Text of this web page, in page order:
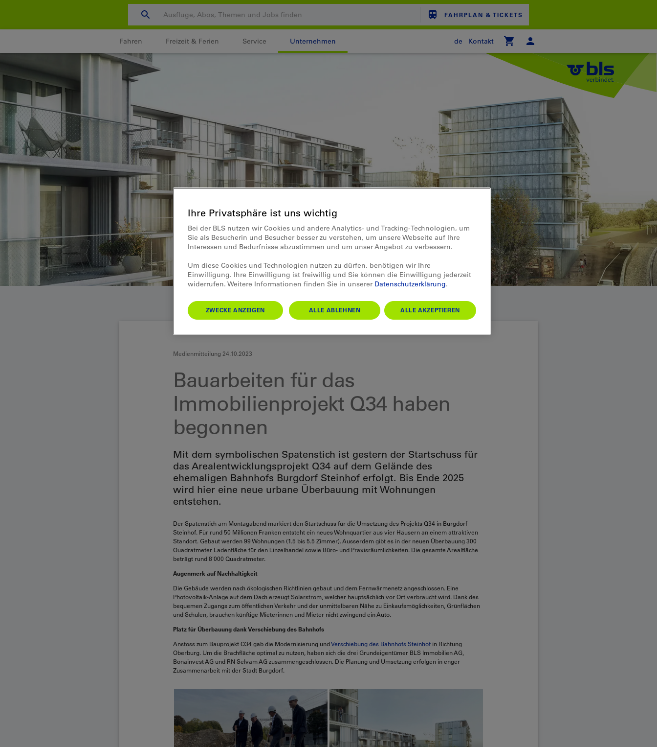
FAHRPLAN & TICKETS
Fahren Freizeit & Ferien Service Unternehmen de
Kontakt
Medienmitteilung 24.10.2023
Bauarbeiten für das
Immobilienprojekt Q34 haben
begonnen
Mit dem symbolischen Spatenstich ist gestern der Startschuss für
das Arealentwicklungsprojekt Q34 auf dem Gelände des
ehemaligen Bahnhofs Burgdorf Steinhof erfolgt. Bis Ende 2025
wird hier eine neue urbane Überbauung mit Wohnungen
entstehen.
Der Spatenstich am Montagabend markiert den Startschuss für die Umsetzung des Projekts Q34 in Burgdorf
Steinhof. Für rund 50 Millionen Franken entsteht ein neues Wohnquartier aus vier Häusern an einem attraktiven
Standort. Gebaut werden 99 Wohnungen (1.5 bis 5.5 Zimmer). Ausserdem gibt es in der neuen Überbauung 300
Quadratmeter Ladenfläche für den Einzelhandel sowie Büro- und Praxisräumlichkeiten. Die gesamte Arealfläche
beträgt rund 8'000 Quadratmeter.
Augenmerk auf Nachhaltigkeit
Die Gebäude werden nach ökologischen Richtlinien gebaut und dem Fernwärmenetz angeschlossen. Eine
Photovoltaik-Anlage auf dem Dach erzeugt Solarstrom, welcher hauptsächlich vor Ort verbraucht wird. Dank des
bequemen Zugangs zum öffentlichen Verkehr und der unmittelbaren Nähe zu Einkaufsmöglichkeiten, Grünflächen
und Schulen, brauchen künftige Mieterinnen und Mieter nicht zwingend ein Auto.
Platz für Überbauung dank Verschiebung des Bahnhofs
Anstoss zum Bauprojekt Q34 gab die Modernisierung undVerschiebung des Bahnhofs Steinhof in Richtung
Oberburg. Um die Brachfläche optimal zu nutzen, haben sich die drei Grundeigentümer BLS Immobilien AG,
Bonainvest AG und RN Selvam AG zusammengeschlossen. Die Planung und Umsetzung erfolgen in enger
Zusammenarbeit mit der Stadt Burgdorf.
Ihre Privatsphäre ist uns wichtig
Bei der BLS nutzen wir Cookies und andere Analytics- und Tracking-Technologien, um
Sie als Besucherin und Besucher besser zu verstehen, um unsere Webseite auf Ihre
Interessen und Bedürfnisse abzustimmen und um unser Angebot zu verbessern.
Um diese Cookies und Technologien nutzen zu dürfen, benötigen wir Ihre
Einwilligung. Ihre Einwilligung ist freiwillig und Sie können die Einwilligung jederzeit
widerrufen. Weitere Informationen finden Sie in unserer Datenschutzerklärung.
ZWECKE ANZEIGEN ALLE ABLEHNEN ALLE AKZEPTIEREN